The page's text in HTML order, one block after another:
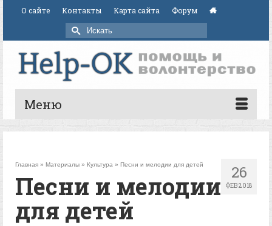
О сайте Контакты Карта сайта
Форум
Искать:
Меню
26
ФЕВ 2018
Главная » Материалы » Культура » Песни и мелодии для детей
Песни и мелодии
для детей